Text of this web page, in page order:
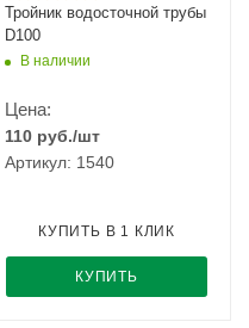
Тройник водосточной трубы
D100
В наличии
Цена:
110 руб./шт
Артикул: 1540
КУПИТЬ
КУПИТЬ В 1 КЛИК